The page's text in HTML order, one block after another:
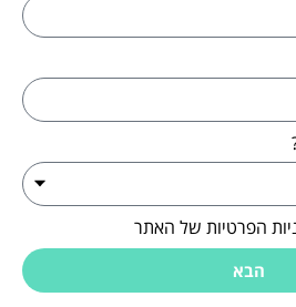
הפרטיות של האתר
הבא